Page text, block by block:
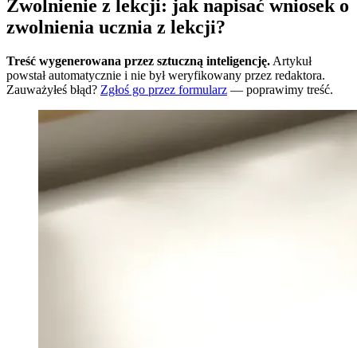
Zwolnienie z lekcji: jak napisać wniosek o
zwolnienia ucznia z lekcji?
Treść wygenerowana przez sztuczną inteligencję. Artykuł
powstał automatycznie i nie był weryfikowany przez redaktora.
Zauważyłeś błąd? Zgłoś go przez formularz — poprawimy treść.